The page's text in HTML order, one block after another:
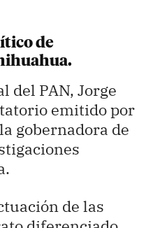
de
del PAN, Jorge
emitido por
gobernadora de
de las